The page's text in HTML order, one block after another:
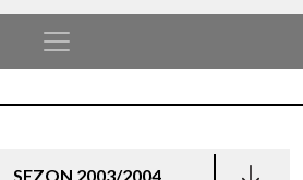
SEZON 2003/2004